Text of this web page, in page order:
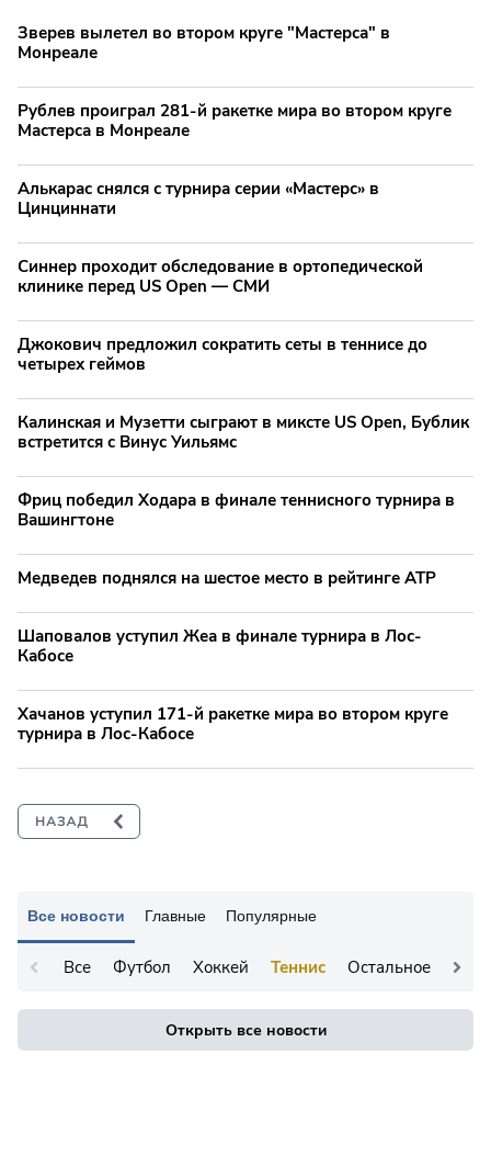
Все новости Главные Популярные
Все Футбол Хоккей Теннис Остальное
Открыть все новости
Зверев вылетел во втором круге "Мастерса" в
Монреале
Рублев проиграл 281-й ракетке мира во втором круге
Мастерса в Монреале
Алькарас снялся с турнира серии «Мастерс» в
Цинциннати
Синнер проходит обследование в ортопедической
клинике перед US Open — СМИ
Джокович предложил сократить сеты в теннисе до
четырех геймов
Калинская и Музетти сыграют в миксте US Open, Бублик
встретится с Винус Уильямс
Фриц победил Ходара в финале теннисного турнира в
Вашингтоне
Медведев поднялся на шестое место в рейтинге ATP
Шаповалов уступил Жеа в финале турнира в Лос-
Кабосе
Хачанов уступил 171-й ракетке мира во втором круге
турнира в Лос-Кабосе